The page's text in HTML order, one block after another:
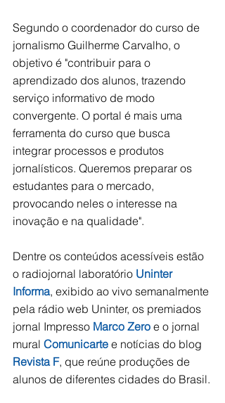
Segundo o coordenador do curso de
jornalismo Guilherme Carvalho, o
objetivo é "contribuir para o
aprendizado dos alunos, trazendo
serviço informativo de modo
convergente. O portal é mais uma
ferramenta do curso que busca
integrar processos e produtos
jornalísticos. Queremos preparar os
estudantes para o mercado,
provocando neles o interesse na
inovação e na qualidade".
Dentre os conteúdos acessíveis estão
o radiojornal laboratório Uninter
Informa, exibido ao vivo semanalmente
pela rádio web Uninter, os premiados
jornal Impresso Marco Zero e o jornal
mural Comunicarte e notícias do blog
Revista F, que reúne produções de
alunos de diferentes cidades do Brasil.